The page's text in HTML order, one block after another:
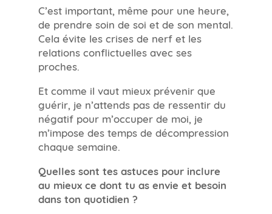
C’est important, même pour une heure,
de prendre soin de soi et de son mental.
Cela évite les crises de nerf et les
relations conflictuelles avec ses
proches.
Et comme il vaut mieux prévenir que
guérir, je n’attends pas de ressentir du
négatif pour m’occuper de moi, je
m’impose des temps de décompression
chaque semaine.
Quelles sont tes astuces pour inclure
au mieux ce dont tu as envie et besoin
dans ton quotidien ?